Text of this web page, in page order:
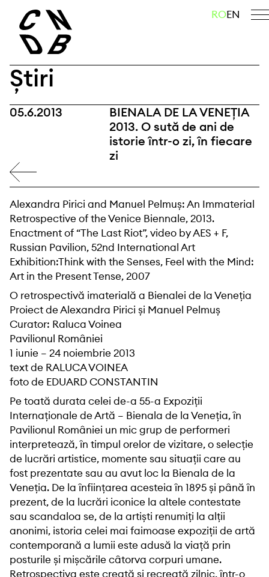
content
caută ROEN
Știri
05.6.2013
BIENALA DE LA VENEȚIA
2013. O sută de ani de
istorie într-o zi, în fiecare
zi
Alexandra Pirici and Manuel Pelmuș: An Immaterial
Retrospective of the Venice Biennale, 2013.
Enactment of “The Last Riot”, video by AES + F,
Russian Pavilion, 52nd International Art
Exhibition:Think with the Senses, Feel with the Mind:
Art in the Present Tense, 2007
O retrospectivă imaterială a Bienalei de la Veneția
Proiect de Alexandra Pirici și Manuel Pelmuș
Curator: Raluca Voinea
Pavilionul României
1 iunie – 24 noiembrie 2013
text de RALUCA VOINEA
foto de EDUARD CONSTANTIN
Pe toată durata celei de-a 55-a Expoziții
Internaționale de Artă – Bienala de la Veneția, în
Pavilionul României un mic grup de performeri
interpretează, în timpul orelor de vizitare, o selecție
de lucrări artistice, momente sau situații care au
fost prezentate sau au avut loc la Bienala de la
Veneția. De la înființarea acesteia în 1895 și până în
prezent, de la lucrări iconice la altele contestate
sau scandaloa se, de la artiști renumiți la alții
anonimi, istoria celei mai faimoase expoziții de artă
contemporană a lumii este adusă la viață prin
posturile și mișcările câtorva corpuri umane.
Retrospectiva este creată și recreată zilnic, într-o